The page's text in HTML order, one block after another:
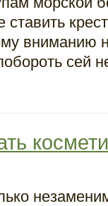
ставить
вниманию
сей